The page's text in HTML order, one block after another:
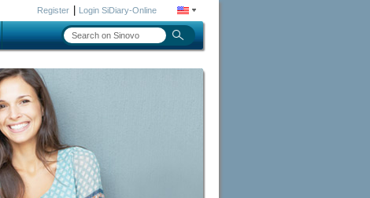
Register| Login SiDiary-Online